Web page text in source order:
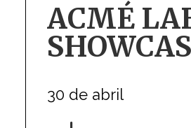
ACMÉ
30 de abril